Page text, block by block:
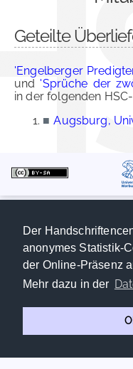
Der
anonymes Statistik-
der Online-Präsenz
Mehr dazu in der
Geteilte
'Engelberger
und 'Sprüche der
in der folgenden
■ Augsburg,